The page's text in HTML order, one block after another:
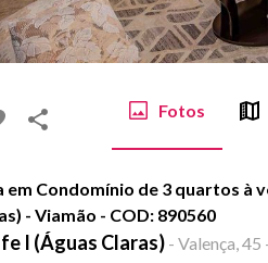
Fotos
em Condomínio de 3 quartos à
- Viamão - COD: 890560
I (Águas Claras) - Valença, 45